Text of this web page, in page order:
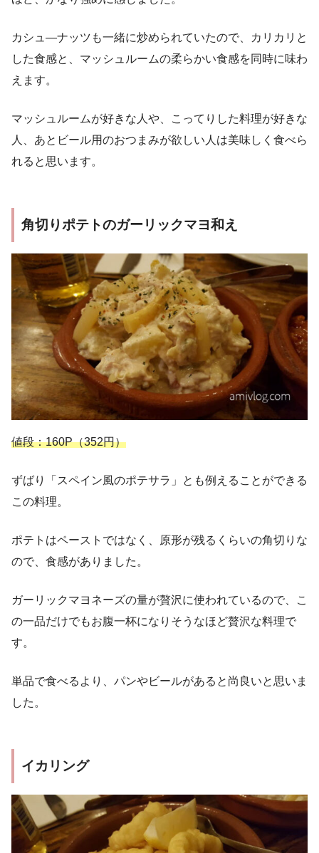
カシュ―ナッツも一緒に炒められていたので、カリカリと
した食感と、マッシュルームの柔らかい食感を同時に味わ
えます。
マッシュルームが好きな人や、こってりした料理が好きな
人、あとビール用のおつまみが欲しい人は美味しく食べら
れると思います。
角切りポテトのガーリックマヨ和え
値段：160P（352円）
ずばり「スペイン風のポテサラ」とも例えることができる
この料理。
ポテトはペーストではなく、原形が残るくらいの角切りな
ので、食感がありました。
ガーリックマヨネーズの量が贅沢に使われているので、こ
の一品だけでもお腹一杯になりそうなほど贅沢な料理で
す。
単品で食べるより、パンやビールがあると尚良いと思いま
した。
イカリング